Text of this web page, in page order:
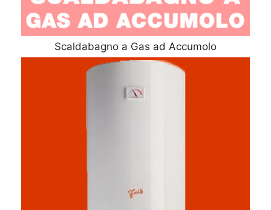
Scaldabagno a Gas ad Accumolo